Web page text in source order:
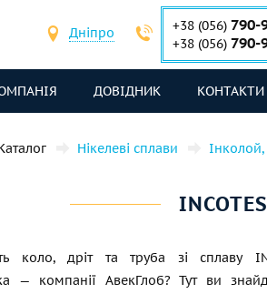
Дніпро +38 (056) 790-
+38 (056) 790-
ДОВІДНИК КОНТАКТИ
Нікелеві сплави Інколой,
коло, дріт та труба зі сплаву
— компанії АвекГлоб? Тут ви